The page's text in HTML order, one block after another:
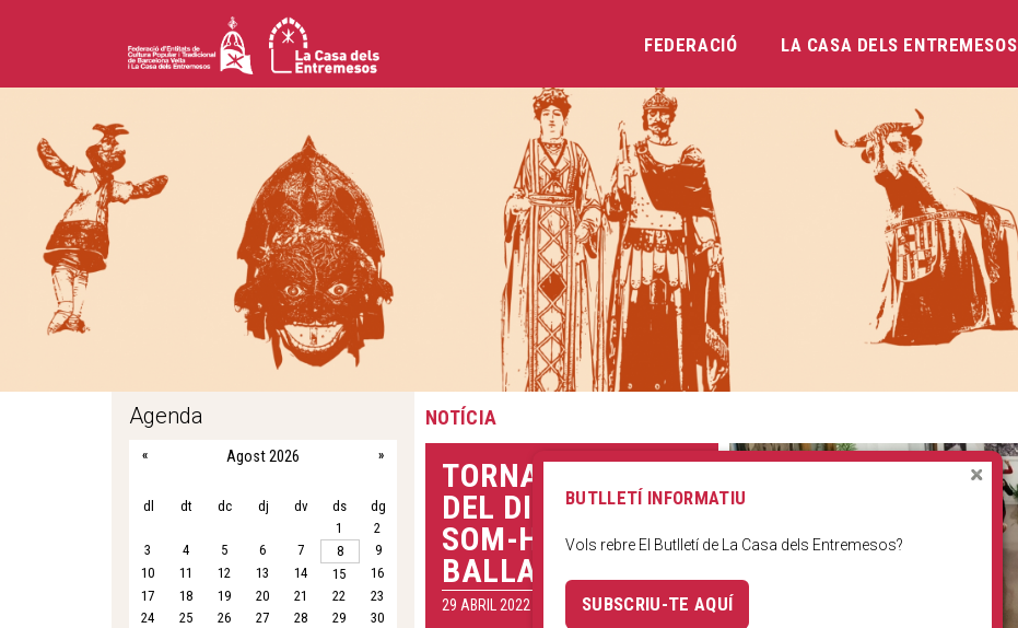
Vés
al
contingut
FEDERACIÓ LA CASA DELS ENTREMESOS
NOTÍCIA
TORNA EL BALL
DEL DIVENDRES.
SOM-HI, A
BALLAR!
29 ABRIL 2022
Agenda
Agost 2026
« »
dl dt dc dj dv ds
dg
1
2
3
4 5 6 7 8
9
10
11 12 13 14 15
16
17
18 19 20 21 22
23
24
25 26 27 28 29
30
BUTLLETÍ INFORMATIU
Vols rebre El Butlletí de La Casa dels Entremesos?
SUBSCRIU-TE AQUÍ